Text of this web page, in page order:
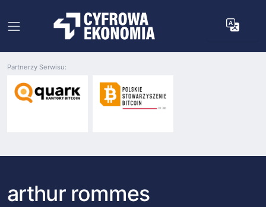
Partnerzy Serwisu:
arthur rommes